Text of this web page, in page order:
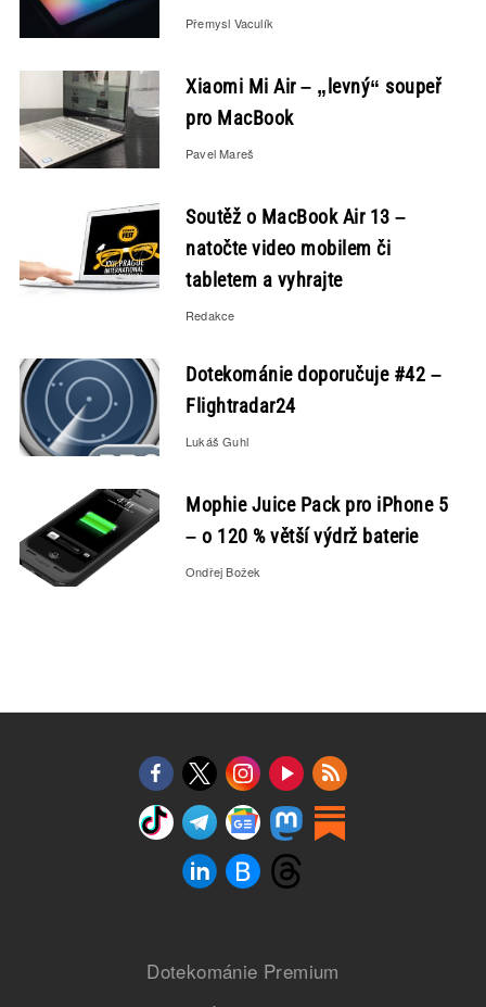
Přemysl Vaculík
Xiaomi Mi Air – „levný“ soupeř
pro MacBook
Pavel Mareš
Soutěž o MacBook Air 13 –
natočte video mobilem či
tabletem a vyhrajte
Redakce
Dotekománie doporučuje #42 –
Flightradar24
Lukáš Guhl
Mophie Juice Pack pro iPhone 5
– o 120 % větší výdrž baterie
Ondřej Božek
Dotekománie Premium